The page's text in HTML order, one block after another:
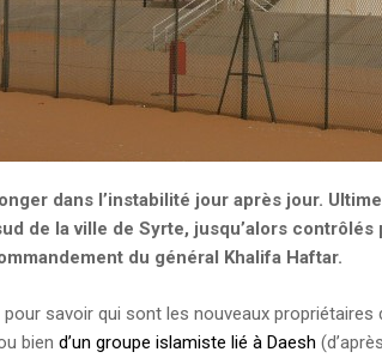
dans l’instabilité jour après jour.
de la ville de Syrte, jusqu’alors
du général Khalifa Haftar.
savoir qui sont les nouveaux propriétaires
biend’un groupe islamiste lié à Daesh